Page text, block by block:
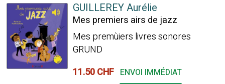
GUILLEREY Aurélie
Mes premiers airs de jazz
Mes premùiers livres sonores
GRUND
11.50 CHF ENVOI IMMÉDIAT